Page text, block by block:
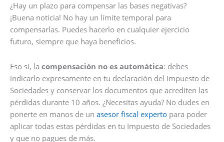
¿Hay un plazo para compensar las bases negativas?
¡Buena noticia! No hay un límite temporal para
compensarlas. Puedes hacerlo en cualquier ejercicio
futuro, siempre que haya beneficios.
Eso sí, la compensación no es automática: debes
indicarlo expresamente en tu declaración del Impuesto de
Sociedades y conservar los documentos que acrediten las
pérdidas durante 10 años. ¿Necesitas ayuda? No dudes en
ponerte en manos de un asesor fiscal experto para poder
aplicar todas estas pérdidas en tu Impuesto de Sociedades
y que no pagues de más.